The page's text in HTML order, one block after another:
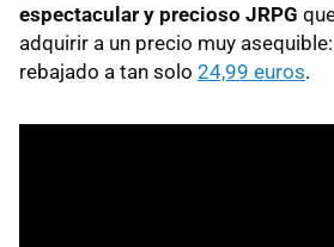
espectacular y precioso JRPG
adquirir a un precio muy
rebajado a tan solo 24,99 euros.